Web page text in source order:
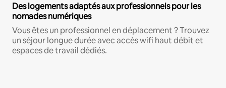
Des logements adaptés aux professionnels pour les
nomades numériques
Vous êtes un professionnel en déplacement ? Trouvez
un séjour longue durée avec accès wifi haut débit et
espaces de travail dédiés.